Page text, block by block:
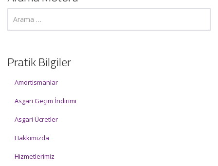
Pratik Bilgiler
Amortismanlar
Asgari Geçim İndirimi
Asgari Ücretler
Hakkımızda
Hizmetlerimiz